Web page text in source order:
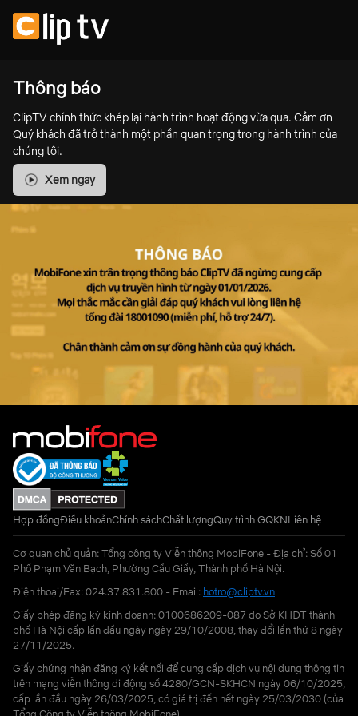
Thông báo
ClipTV chính thức khép lại hành trình hoạt động vừa qua. Cảm ơn
Quý khách đã trở thành một phần quan trọng trong hành trình của
chúng tôi.
Xem ngay
Hợp đồngĐiều khoảnChính sáchChất lượngQuy trình GQKNLiên hệ
Cơ quan chủ quản: Tổng công ty Viễn thông MobiFone - Địa chỉ: Số 01
Phố Phạm Văn Bạch, Phường Cầu Giấy, Thành phố Hà Nội.
Điện thoại/Fax: 024.37.831.800 - Email: hotro@cliptv.vn
Giấy phép đăng ký kinh doanh: 0100686209-087 do Sở KHĐT thành
phố Hà Nội cấp lần đầu ngày ngày 29/10/2008, thay đổi lần thứ 8 ngày
27/11/2025.
Giấy chứng nhận đăng ký kết nối để cung cấp dịch vụ nội dung thông tin
trên mạng viễn thông di động số 4280/GCN-SKHCN ngày 06/10/2025,
cấp lần đầu ngày 26/03/2025, có giá trị đến hết ngày 25/03/2030 (của